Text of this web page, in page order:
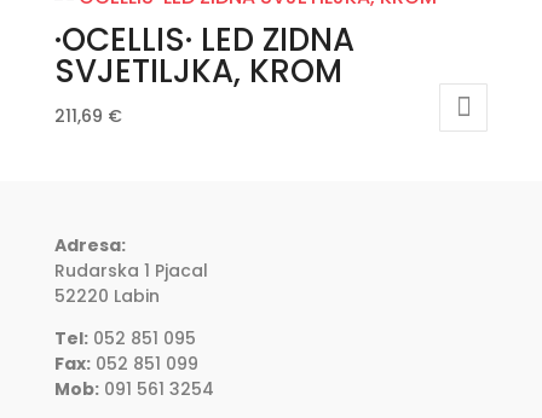
·OCELLIS· LED ZIDNA
SVJETILJKA, KROM
211,69 €
Adresa:
Rudarska 1 Pjacal
52220 Labin
Tel:052 851 095
Fax:052 851 099
Mob:091 561 3254